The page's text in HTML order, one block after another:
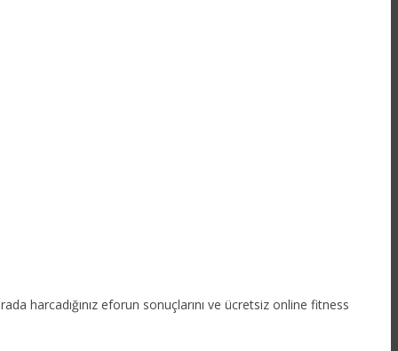
harcadığınız eforun sonuçlarını ve ücretsiz online fitness